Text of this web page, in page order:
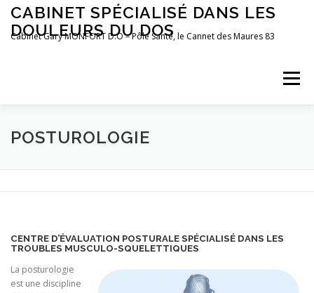
Aller
contenu
CABINET SPÉCIALISÉ DANS LES
DOULEURS DU DOS
Cabinet Gary MONFORT D.O – Pôle Santé, le Cannet des Maures 83
Menu
LE CABINET OSTÉOPATHIE
POSTUROLOGIE
CENTRE D’ÉVALUATION POSTURALE SPÉCIALISÉ DANS LES
TROUBLES MUSCULO-SQUELETTIQUES
La posturologie
est une discipline